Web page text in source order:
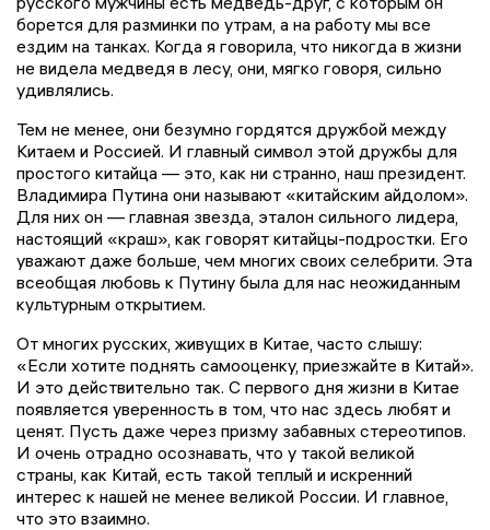
борется для разминки по утрам, а на работу мы все
ездим на танках. Когда я говорила, что никогда в жизни
не видела медведя в лесу, они, мягко говоря, сильно
удивлялись.
Тем не менее, они безумно гордятся дружбой между
Китаем и Россией. И главный символ этой дружбы для
простого китайца — это, как ни странно, наш президент.
Владимира Путина они называют «китайским айдолом».
Для них он — главная звезда, эталон сильного лидера,
настоящий «краш», как говорят китайцы-подростки. Его
уважают даже больше, чем многих своих селебрити. Эта
всеобщая любовь к Путину была для нас неожиданным
культурным открытием.
От многих русских, живущих в Китае, часто слышу:
«Если хотите поднять самооценку, приезжайте в Китай».
И это действительно так. С первого дня жизни в Китае
появляется уверенность в том, что нас здесь любят и
ценят. Пусть даже через призму забавных стереотипов.
И очень отрадно осознавать, что у такой великой
страны, как Китай, есть такой теплый и искренний
интерес к нашей не менее великой России. И главное,
что это взаимно.